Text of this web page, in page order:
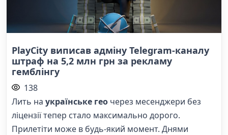
PlayCity виписав адміну Telegram-каналу
штраф на 5,2 млн грн за рекламу
гемблінгу
138
Лить на українське гео через месенджери без
ліцензії тепер стало максимально дорого.
Прилетіти може в будь-який момент. Днями